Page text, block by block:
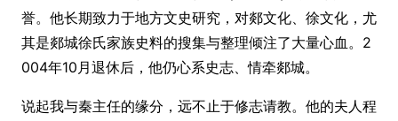
誉。他长期致力于地方文史研究，对郯文化、徐文化，尤
其是郯城徐氏家族史料的搜集与整理倾注了大量心血。2
004年10月退休后，他仍心系史志、情牵郯城。
说起我与秦主任的缘分，远不止于修志请教。他的夫人程